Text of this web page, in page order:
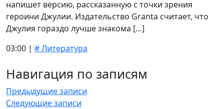
напишет версию, рассказанную с точки зрения
героини Джулии. Издательство Granta считает, что
Джулия гораздо лучше знакома […]
03:00 | # Литература
Навигация по записям
Предыдущие записи
Следующие записи